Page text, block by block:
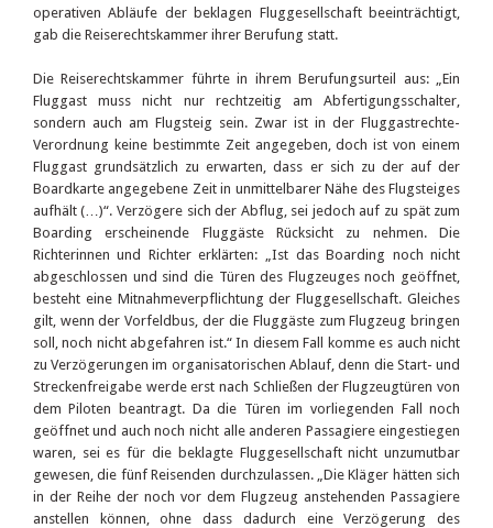
operativen Abläufe der beklagen Fluggesellschaft beeinträchtigt,
gab die Reiserechtskammer ihrer Berufung statt.
Die Reiserechtskammer führte in ihrem Berufungsurteil aus: „Ein
Fluggast muss nicht nur rechtzeitig am Abfertigungsschalter,
sondern auch am Flugsteig sein. Zwar ist in der Fluggastrechte-
Verordnung keine bestimmte Zeit angegeben, doch ist von einem
Fluggast grundsätzlich zu erwarten, dass er sich zu der auf der
Boardkarte angegebene Zeit in unmittelbarer Nähe des Flugsteiges
aufhält (…)“. Verzögere sich der Abflug, sei jedoch auf zu spät zum
Boarding erscheinende Fluggäste Rücksicht zu nehmen. Die
Richterinnen und Richter erklärten: „Ist das Boarding noch nicht
abgeschlossen und sind die Türen des Flugzeuges noch geöffnet,
besteht eine Mitnahmeverpflichtung der Fluggesellschaft. Gleiches
gilt, wenn der Vorfeldbus, der die Fluggäste zum Flugzeug bringen
soll, noch nicht abgefahren ist.“ In diesem Fall komme es auch nicht
zu Verzögerungen im organisatorischen Ablauf, denn die Start- und
Streckenfreigabe werde erst nach Schließen der Flugzeugtüren von
dem Piloten beantragt. Da die Türen im vorliegenden Fall noch
geöffnet und auch noch nicht alle anderen Passagiere eingestiegen
waren, sei es für die beklagte Fluggesellschaft nicht unzumutbar
gewesen, die fünf Reisenden durchzulassen. „Die Kläger hätten sich
in der Reihe der noch vor dem Flugzeug anstehenden Passagiere
anstellen können, ohne dass dadurch eine Verzögerung des